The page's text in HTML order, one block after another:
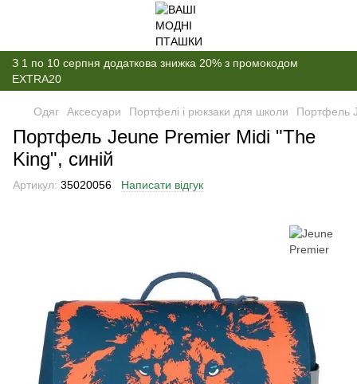
З 1 по 10 серпня додаткова знижка 20% з промокодом
EXTRA20
Одяг Аксесуари Портфелі і рюкзаки для школи Портфель
Портфель Jeune Premier Midi "The
King", синій
Артикул: 35020056 Написати відгук